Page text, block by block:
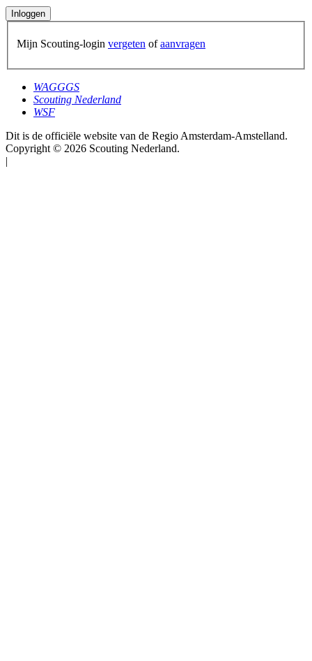
Mijn Scouting-login vergeten ofaanvragen
WAGGGS
Scouting Nederland
WSF
Dit is de officiële website van de Regio Amsterdam-Amstelland.
Copyright © 2026 Scouting Nederland.
|